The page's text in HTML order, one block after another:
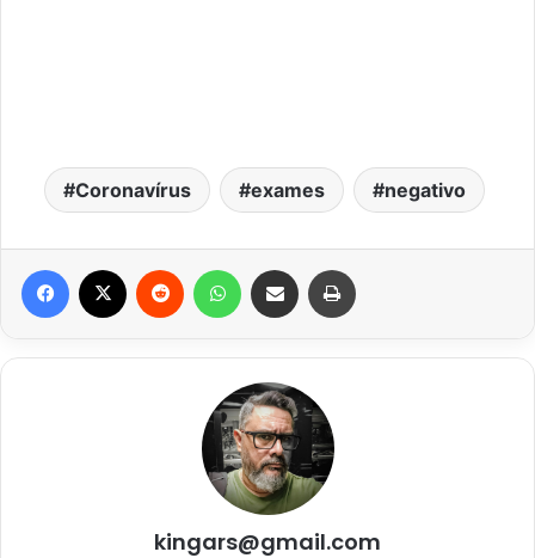
Coronavírus exames negativo
Facebook Reddit WhatsAppCompartilhar via e-mail
kingars@gmail.com